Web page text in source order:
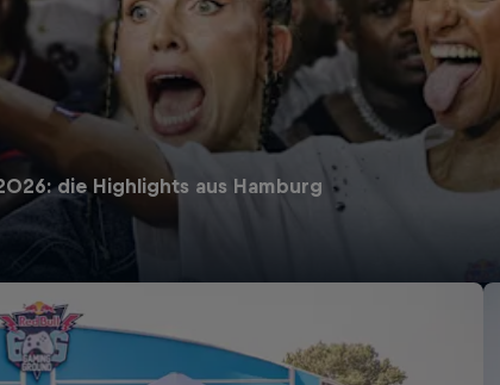
die Highlights aus Hamburg